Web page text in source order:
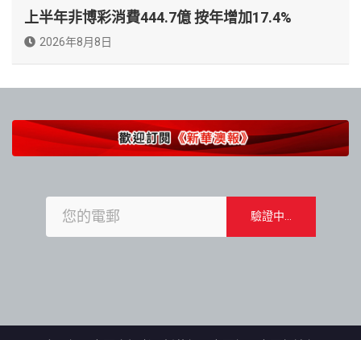
上半年非博彩消費444.7億 按年增加17.4%
2026年8月8日